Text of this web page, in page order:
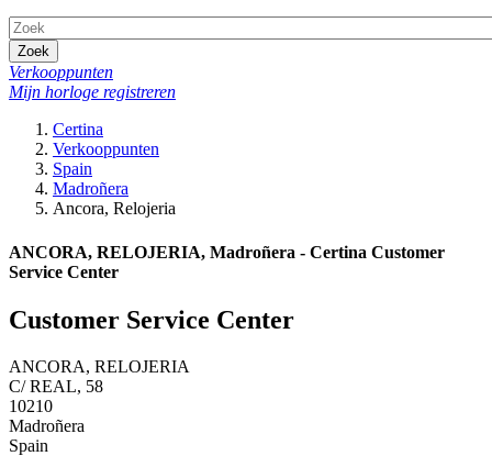
Zoek
Verkooppunten
Mijn horloge registreren
Certina
Verkooppunten
Spain
Madroñera
Ancora, Relojeria
ANCORA, RELOJERIA, Madroñera - Certina Customer
Service Center
Customer Service Center
ANCORA, RELOJERIA
C/ REAL, 58
10210
Madroñera
Spain